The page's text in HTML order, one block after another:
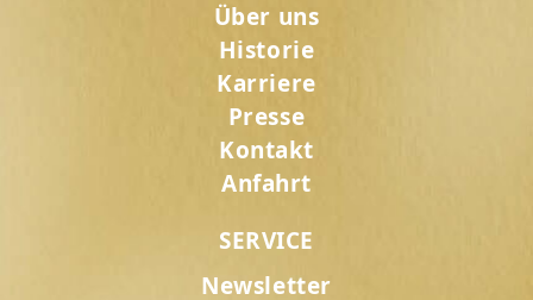
Über uns
Historie
Karriere
Presse
Kontakt
Anfahrt
SERVICE
Newsletter